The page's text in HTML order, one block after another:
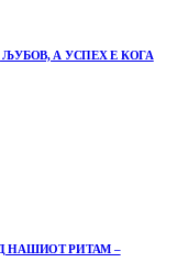
А УСПЕХ Е КОГА
НАШИОТ РИТАМ –